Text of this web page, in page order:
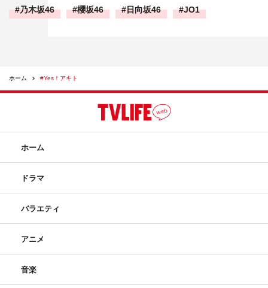
乃木坂46 櫻坂46 日向坂46 JO1
ホーム #Yes！アキト
ホーム
ドラマ
バラエティ
アニメ
音楽